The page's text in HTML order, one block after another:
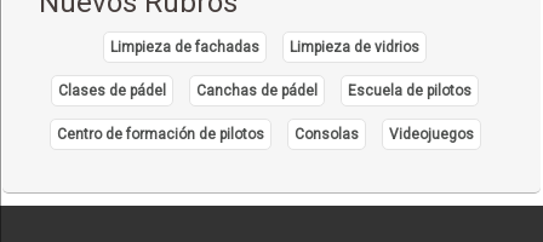
Limpieza de fachadas Limpieza de vidrios
Clases de pádel Canchas de pádel Escuela de pilotos
Centro de formación de pilotos Consolas Videojuegos